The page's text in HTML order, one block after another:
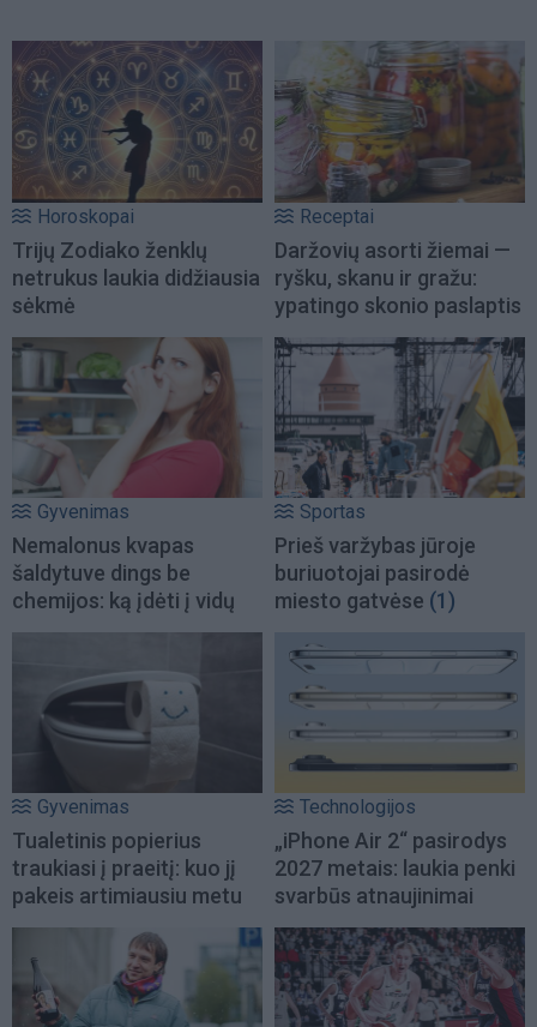
Horoskopai
Trijų Zodiako ženklų
netrukus laukia didžiausia
sėkmė
Receptai
Daržovių asorti žiemai —
ryšku, skanu ir gražu:
ypatingo skonio paslaptis
Gyvenimas
Nemalonus kvapas
šaldytuve dings be
chemijos: ką įdėti į vidų
Sportas
Prieš varžybas jūroje
buriuotojai pasirodė
miesto gatvėse (1)
Gyvenimas
Tualetinis popierius
traukiasi į praeitį: kuo jį
pakeis artimiausiu metu
Technologijos
„iPhone Air 2“ pasirodys
2027 metais: laukia penki
svarbūs atnaujinimai